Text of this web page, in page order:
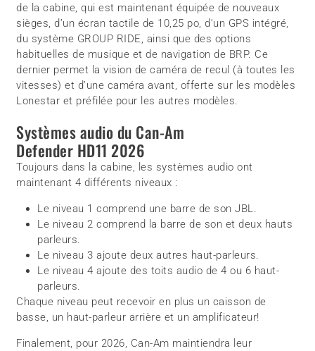
de la cabine, qui est maintenant équipée de nouveaux
sièges, d’un écran tactile de 10,25 po, d’un GPS intégré,
du système GROUP RIDE, ainsi que des options
habituelles de musique et de navigation de BRP. Ce
dernier permet la vision de caméra de recul (à toutes les
vitesses) et d’une caméra avant, offerte sur les modèles
Lonestar et préfilée pour les autres modèles.
Systèmes audio du Can-Am
Defender HD11 2026
Toujours dans la cabine, les systèmes audio ont
maintenant 4 différents niveaux :
Le niveau 1 comprend une barre de son JBL.
Le niveau 2 comprend la barre de son et deux hauts
parleurs.
Le niveau 3 ajoute deux autres haut-parleurs.
Le niveau 4 ajoute des toits audio de 4 ou 6 haut-
parleurs.
Chaque niveau peut recevoir en plus un caisson de
basse, un haut-parleur arrière et un amplificateur!
Finalement, pour 2026, Can-Am maintiendra leur